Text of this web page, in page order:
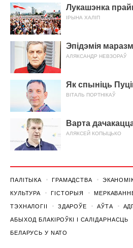
Лукашэнка
ІРЫНА ХАЛІП
Эпідэмія
АЛЯКСАНДР НЕВЗОРАЎ
Як спыніць
ВІТАЛЬ ПОРТНІКАЎ
Варта
АЛЯКСЕЙ КОПЫЦЬКО
ПАЛІТЫКА ГРАМАДСТВА
КУЛЬТУРА ГІСТОРЫЯ
ТЭХНАЛОГІІ ЗДАРОЎЕ АЎТА
АБЫХОД БЛАКІРОЎКІ І САЛІДАРНАСЦЬ
БЕЛАРУСЬ У NATO